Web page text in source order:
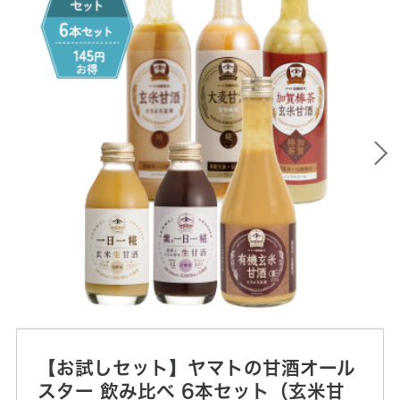
【お試しセット】ヤマトの甘酒オール
スター 飲み比べ 6本セット（玄米甘